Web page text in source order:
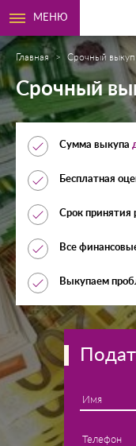
МЕНЮ
Главная Срочный
Срочный
Сумма выкупа
Бесплатная
Срок принятия
Все
Выкупаем
Имя
Телефон